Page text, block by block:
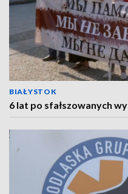
BIAŁYSTOK
6 lat po sfałszowanych